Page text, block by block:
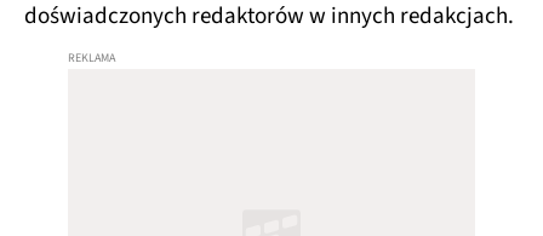
doświadczonych redaktorów w innych redakcjach.